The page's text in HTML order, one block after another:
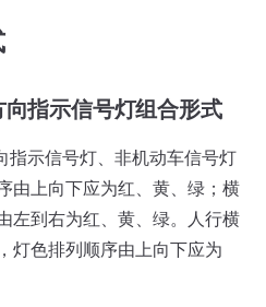
向指示信号灯组合形式
示信号灯、非机动车信号灯
由上向下应为红、黄、绿；横
左到右为红、黄、绿。人行横
灯色排列顺序由上向下应为